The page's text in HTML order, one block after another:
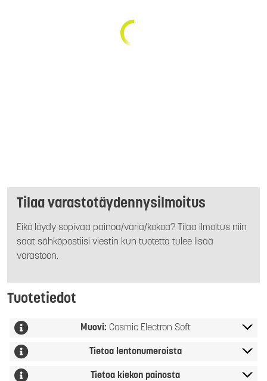
Tilaa varastotäydennysilmoitus
Eikö löydy sopivaa painoa/väriä/kokoa? Tilaa ilmoitus niin
saat sähköpostiisi viestin kun tuotetta tulee lisää
varastoon.
Tuotetiedot
Muovi: Cosmic Electron Soft
Tietoa lentonumeroista
Tietoa kiekon painosta